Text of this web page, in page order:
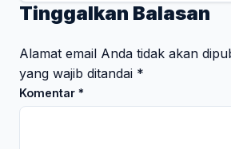
Tinggalkan Balasan
Alamat email Anda tidak akan
yang wajib ditandai *
Komentar *